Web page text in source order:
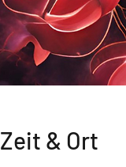
Zeit & Ort